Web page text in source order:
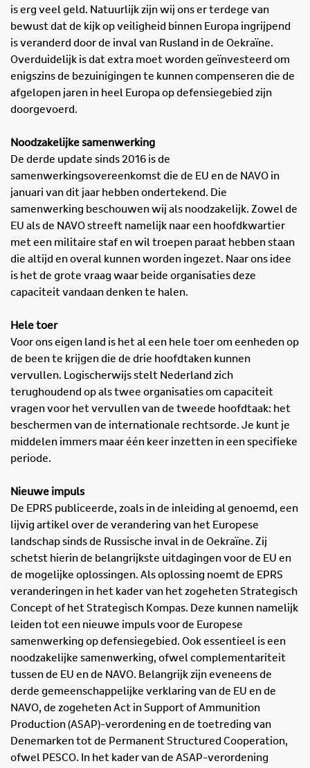
is erg veel geld. Natuurlijk zijn wij ons er terdege van
bewust dat de kijk op veiligheid binnen Europa ingrijpend
is veranderd door de inval van Rusland in de Oekraïne.
Overduidelijk is dat extra moet worden geïnvesteerd om
enigszins de bezuinigingen te kunnen compenseren die de
afgelopen jaren in heel Europa op defensiegebied zijn
doorgevoerd.
Noodzakelijke samenwerking
De derde update sinds 2016 is de
samenwerkingsovereenkomst die de EU en de NAVO in
januari van dit jaar hebben ondertekend. Die
samenwerking beschouwen wij als noodzakelijk. Zowel de
EU als de NAVO streeft namelijk naar een hoofdkwartier
met een militaire staf en wil troepen paraat hebben staan
die altijd en overal kunnen worden ingezet. Naar ons idee
is het de grote vraag waar beide organisaties deze
capaciteit vandaan denken te halen.
Hele toer
Voor ons eigen land is het al een hele toer om eenheden op
de been te krijgen die de drie hoofdtaken kunnen
vervullen. Logischerwijs stelt Nederland zich
terughoudend op als twee organisaties om capaciteit
vragen voor het vervullen van de tweede hoofdtaak: het
beschermen van de internationale rechtsorde. Je kunt je
middelen immers maar één keer inzetten in een specifieke
periode.
Nieuwe impuls
De EPRS publiceerde, zoals in de inleiding al genoemd, een
lijvig artikel over de verandering van het Europese
landschap sinds de Russische inval in de Oekraïne. Zij
schetst hierin de belangrijkste uitdagingen voor de EU en
de mogelijke oplossingen. Als oplossing noemt de EPRS
veranderingen in het kader van het zogeheten Strategisch
Concept of het Strategisch Kompas. Deze kunnen namelijk
leiden tot een nieuwe impuls voor de Europese
samenwerking op defensiegebied. Ook essentieel is een
noodzakelijke samenwerking, ofwel complementariteit
tussen de EU en de NAVO. Belangrijk zijn eveneens de
derde gemeenschappelijke verklaring van de EU en de
NAVO, de zogeheten Act in Support of Ammunition
Production (ASAP)-verordening en de toetreding van
Denemarken tot de Permanent Structured Cooperation,
ofwel PESCO. In het kader van de ASAP-verordening